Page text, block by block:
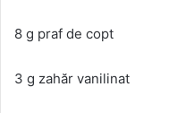
8 g praf de copt
3 g zahăr vanilinat